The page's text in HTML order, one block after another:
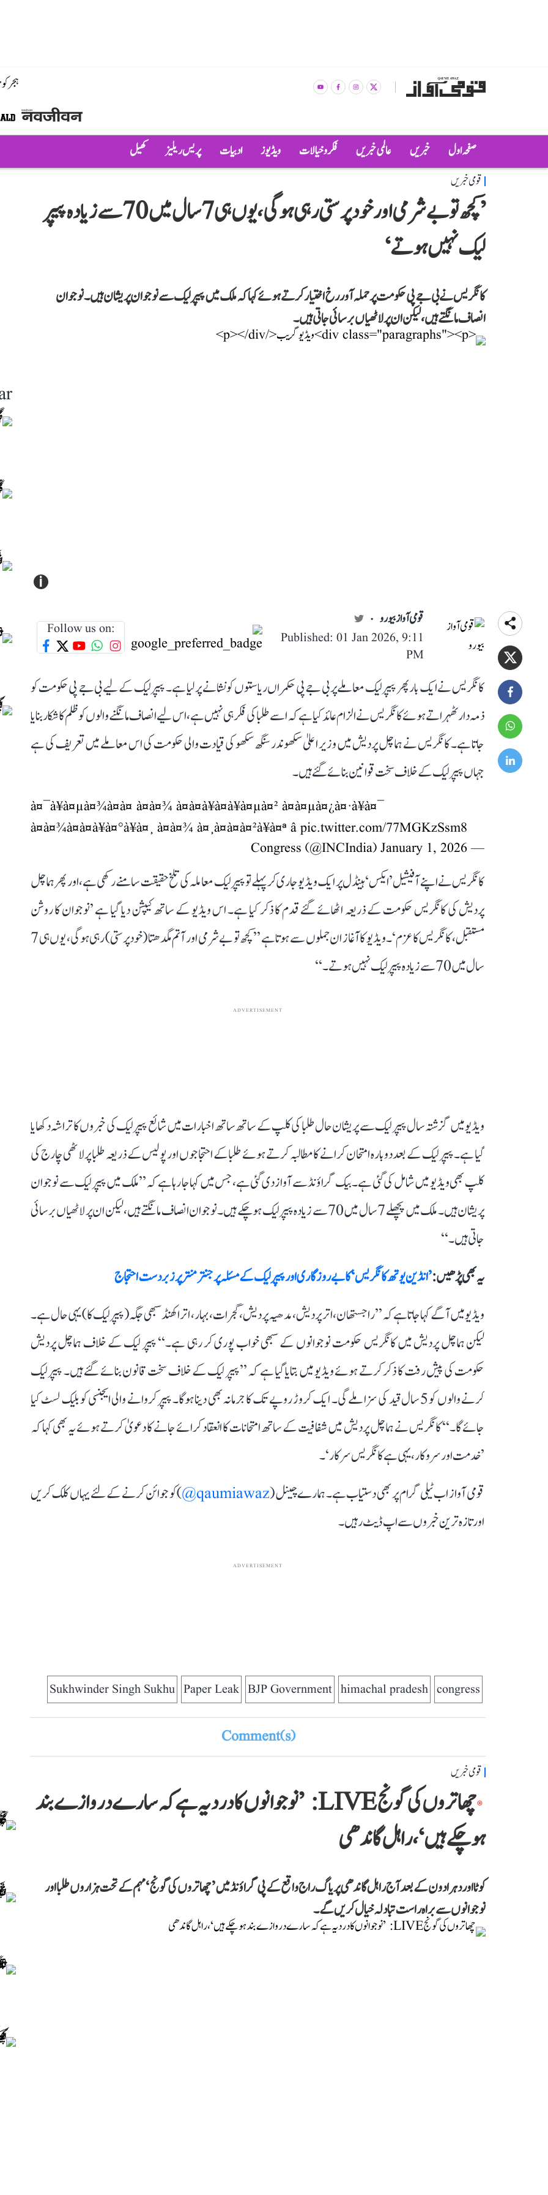
ہجر
صفحہ اول خبریں عالمی خبریں فکر و خیالات ویڈیوز ادبیات پریس ریلیز کھیل
قومی خبریں
’کچھ تو بے شرمی اور خود پرستی رہی ہوگی، یوں ہی 7 سال میں 70 سے زیادہ پیپر
لیک نہیں ہوتے‘
کانگریس نے بی جے پی حکومت پر حملہ آور رخ اختیار کرتے ہوئے کہا کہ ملک میں پیپر لیک سے نوجوان پریشان ہیں۔ نوجوان
انصاف مانگتے ہیں، لیکن ان پر لاٹھیاں برسائی جاتی ہیں۔
i
قومی آواز بیورو
Published: 01 Jan 2026, 9:11
PM
Follow us on:
کانگریس نے ایک بار پھر پیپر لیک معاملے پر بی جے پی حکمراں ریاستوں کو نشانے پر لیا ہے۔ پیپر لیک کے لیے بی جے پی حکومت کو
ذمہ دار ٹھہراتے ہوئے کانگریس نے الزام عائد کیا ہے کہ اسے طلبا کی فکر ہی نہیں ہے، اس لیے انصاف مانگنے والوں کو ظلم کا شکار بنایا
جاتا ہے۔ کانگریس نے ہماچل پردیش میں وزیر اعلیٰ سکھوندر سنگھ سکھو کی قیادت والی حکومت کی اس معاملے میں تعریف کی ہے
جہاں پیپر لیک کے خلاف سخت قوانین بنائے گئے ہیں۔
à¤¯à¥à¤µà¤¾à¤à¤ à¤à¤¾ à¤à¤à¥à¤à¥à¤µà¤² à¤­à¤µà¤¿à¤·à¥à¤¯
à¤à¤¾à¤à¤à¥à¤°à¥à¤¸ à¤à¤¾ à¤¸à¤à¤à¤²à¥à¤ª âpic.twitter.com/77MGKzSsm8
— Congress (@INCIndia)
January 1, 2026
کانگریس نے اپنے آفیشیل ’ایکس‘ ہینڈل پر ایک ویڈیو جاری کر پہلے تو پیپر لیک معاملہ کی تلخ حقیقت سامنے رکھی ہے، اور پھر ہماچل
پردیش کی کانگریس حکومت کے ذریعہ اٹھائے گئے قدم کا ذکر کیا ہے۔ اس ویڈیو کے ساتھ کیپشن دیا گیا ہے ’نوجوان کا روشن
مستقبل، کانگریس کا عزم‘۔ ویڈیو کا آغاز ان جملوں سے ہوتا ہے ’’کچھ تو بے شرمی اور آتم مگدھتا (خود پرستی) رہی ہوگی، یوں ہی 7
سال میں 70 سے زیادہ پیپر لیک نہیں ہوتے۔‘‘
ADVERTISEMENT
ویڈیو میں گزشتہ سال پیپر لیک سے پریشان حال طلبا کی کلپ کے ساتھ ساتھ اخبارات میں شائع پیپر لیک کی خبروں کا تراشہ دکھایا
گیا ہے۔ پیپر لیک کے بعد دوبارہ امتحان کرانے کا مطالبہ کرتے ہوئے طلبا کے احتجاجوں اور پولیس کے ذریعہ طلبا پر لاٹھی چارج کی
کلپ بھی ویڈیو میں شامل کی گئی ہے۔ بیک گراؤنڈ سے آواز دی گئی ہے، جس میں کہا جا رہا ہے کہ ’’ملک میں پیپر لیک سے نوجوان
پریشان ہیں۔ ملک میں پچھلے 7 سال میں 70 سے زیادہ پیپر لیک ہو چکے ہیں۔ نوجوان انصاف مانگتے ہیں، لیکن ان پر لاٹھیاں برسائی
جاتی ہیں۔‘‘
یہ بھی پڑھیں :’انڈین یوتھ کانگریس‘ کا بے روزگاری اور پیپر لیک کے مسئلہ پر جنتر منتر پر زبردست احتجاج
ویڈیو میں آگے کہا جاتا ہے کہ ’’راجستھان، اتر پردیش، مدھیہ پردیش، گجرات، بہار، اتراکھنڈ سبھی جگہ (پیپر لیک کا) یہی حال ہے۔
لیکن ہماچل پردیش میں کانگریس حکومت نوجوانوں کے سبھی خواب پوری کر رہی ہے۔‘‘ پیپر لیک کے خلاف ہماچل پردیش
حکومت کی پیش رفت کا ذکر کرتے ہوئے ویڈیو میں بتایا گیا ہے کہ ’’پیپر لیک کے خلاف سخت قانون بنائے گئے ہیں۔ پیپر لیک
کرنے والوں کو 5 سال قید کی سزا ملے گی۔ ایک کروڑ روپے تک کا جرمانہ بھی دینا ہوگا۔ پیپر کروانے والی ایجنسی کو بلیک لسٹ کیا
جائے گا۔‘‘ کانگریس نے ہماچل پردیش میں شفافیت کے ساتھ امتحانات کا انعقاد کرائے جانے کا دعویٰ کرتے ہوئے یہ بھی کہا کہ
’خدمت اور سروکار، یہی ہے کانگریس سرکار‘۔
قومی آواز اب ٹیلی گرام پر بھی دستیاب ہے۔ ہمارے چینل (qaumiawaz@
) کو جوائن کرنے کے لئے یہاں کلک کریں
اور تازہ ترین خبروں سے اپ ڈیٹ رہیں۔
ADVERTISEMENT
congress
himachal pradesh
BJP Government
Paper Leak
Sukhwinder Singh Sukhu
Comment(s)
قومی خبریں
چھاتروں کی گونج LIVE: ’نوجوانوں کا درد یہ ہے کہ سارے دروازے بند
ہو چکے ہیں‘، راہل گاندھی
کوٹا اور دہرادون کے بعد آج راہل گاندھی پریاگ راج واقع کے پی گراؤنڈ میں ’چھاتروں کی گونج‘ مہم کے تحت ہزاروں طلبا اور
نوجوانوں سے براہ راست تبادلہ خیال کریں گے۔